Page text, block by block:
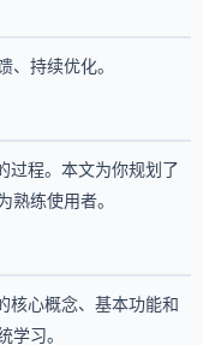
、持续优化。
过程。本文为你规划了
熟练使用者。
核心概念、基本功能和
学习。